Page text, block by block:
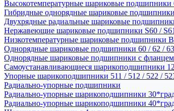
Высокотемпературные шариковые
Гибридные однорядные шариковые
Двухрядные радиальные шариковые
Нержавеющие шариковые подшипники S60 /
Низкотемпературные шариковые подшипники
Однорядные шариковые подшипники 60 / 62 /
Однорядные шариковые подшипники с
Самоустанавливающиеся шарикоподшипники
Упорные шарикоподшипники 511 / 512 / 522 /
Радиально-упорные подшипники
Радиально-упорные шарикоподшипники
Радиально-упорные шарикоподшипники